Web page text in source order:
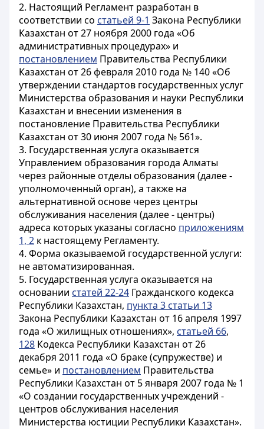
2. Настоящий Регламент разработан в
соответствии со статьей 9-1 Закона Республики
Казахстан от 27 ноября 2000 года «Об
административных процедурах» и
постановлением Правительства Республики
Казахстан от 26 февраля 2010 года № 140 «Об
утверждении стандартов государственных услуг
Министерства образования и науки Республики
Казахстан и внесении изменения в
постановление Правительства Республики
Казахстан от 30 июня 2007 года № 561».
3. Государственная услуга оказывается
Управлением образования города Алматы
через районные отделы образования (далее -
уполномоченный орган), а также на
альтернативной основе через центры
обслуживания населения (далее - центры)
адреса которых указаны согласно приложениям
1, 2 к настоящему Регламенту.
4. Форма оказываемой государственной услуги:
не автоматизированная.
5. Государственная услуга оказывается на
основании статей 22-24 Гражданского кодекса
Республики Казахстан, пункта 3 статьи 13
Закона Республики Казахстан от 16 апреля 1997
года «О жилищных отношениях», статьей 66,
128 Кодекса Республики Казахстан от 26
декабря 2011 года «О браке (супружестве) и
семье» и постановлением Правительства
Республики Казахстан от 5 января 2007 года № 1
«О создании государственных учреждений -
центров обслуживания населения
Министерства юстиции Республики Казахстан».